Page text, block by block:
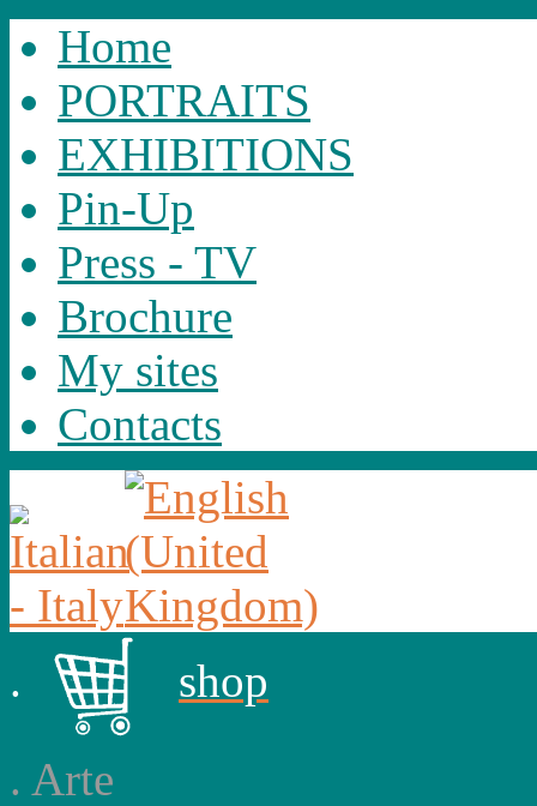
Home
PORTRAITS
EXHIBITIONS
Pin-Up
Press - TV
Brochure
My sites
Contacts
.
shop
. Arte